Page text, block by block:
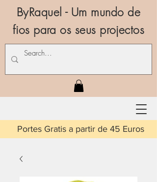
ByRaquel - Um mundo de
fios para os seus projectos
a partir de 45 Euros